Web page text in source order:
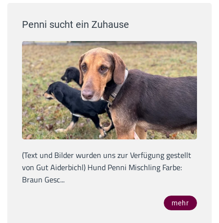
Penni sucht ein Zuhause
(Text und Bilder wurden uns zur Verfügung gestellt
von Gut Aiderbichl) Hund Penni Mischling Farbe:
Braun Gesc...
mehr